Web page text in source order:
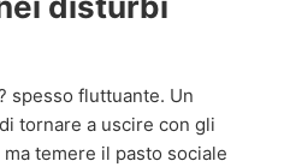
spesso fluttuante. Un
tornare a uscire con gli
temere il pasto sociale